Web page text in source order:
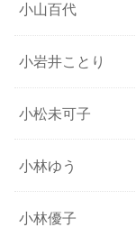
小山百代
小岩井ことり
小松未可子
小林ゆう
小林優子